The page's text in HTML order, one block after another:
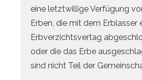
eine letztwillige Verfügung
Erben, die mit dem Erblasser
Erbverzichtsvertag
oder die das Erbe
sind nicht Teil der